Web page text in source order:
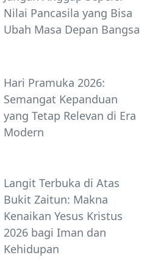
Nilai Pancasila yang Bisa
Ubah Masa Depan Bangsa
Hari Pramuka 2026:
Semangat Kepanduan
yang Tetap Relevan di Era
Modern
Langit Terbuka di Atas
Bukit Zaitun: Makna
Kenaikan Yesus Kristus
2026 bagi Iman dan
Kehidupan